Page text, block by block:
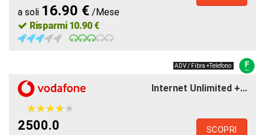
a soli 16.90 € /Mese
Risparmi 10.90 €
ADV / Fibra +Telefono
Internet Unlimited +...
★★★★★
★★★★★
2500.0 SCOPRI